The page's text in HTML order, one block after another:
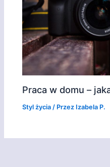
Praca w domu –
Styl życia / Przez Izabela P.